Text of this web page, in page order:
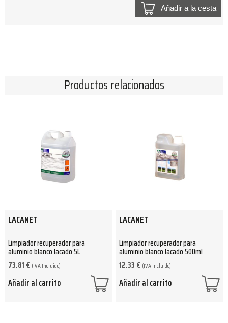
Añadir a la cesta
Productos relacionados
LACANET
Limpiador recuperador para
aluminio blanco lacado 5L
73.81 € (IVA Incluido)
Añadir al carrito
LACANET
Limpiador recuperador para
aluminio blanco lacado 500ml
12.33 € (IVA Incluido)
Añadir al carrito